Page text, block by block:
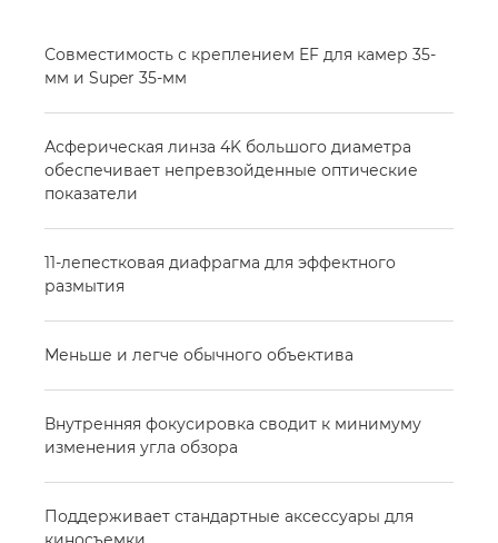
Совместимость с креплением EF для камер 35-
мм и Super 35-мм
Асферическая линза 4K большого диаметра
обеспечивает непревзойденные оптические
показатели
11-лепестковая диафрагма для эффектного
размытия
Меньше и легче обычного объектива
Внутренняя фокусировка сводит к минимуму
изменения угла обзора
Поддерживает стандартные аксессуары для